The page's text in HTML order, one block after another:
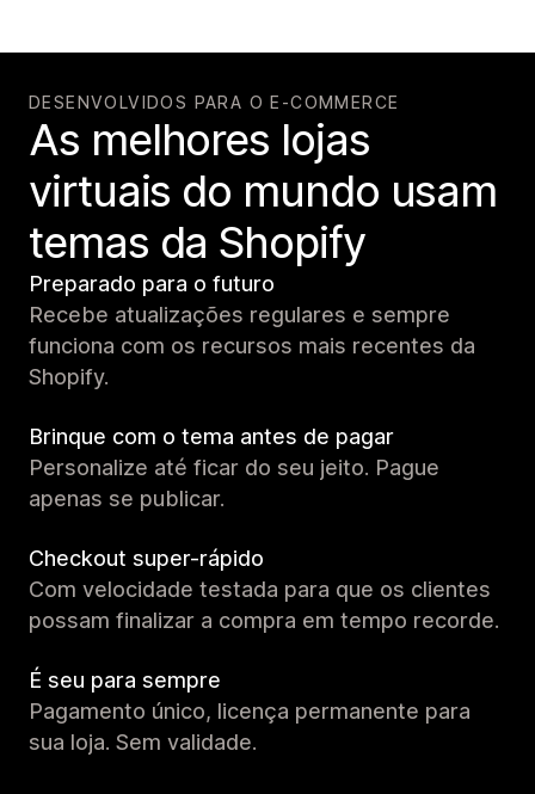
DESENVOLVIDOS PARA O E-COMMERCE
As melhores lojas
virtuais do mundo usam
temas da Shopify
Preparado para o futuro
Recebe atualizações regulares e sempre
funciona com os recursos mais recentes da
Shopify.
Brinque com o tema antes de pagar
Personalize até ficar do seu jeito. Pague
apenas se publicar.
Checkout super-rápido
Com velocidade testada para que os clientes
possam finalizar a compra em tempo recorde.
É seu para sempre
Pagamento único, licença permanente para
sua loja. Sem validade.